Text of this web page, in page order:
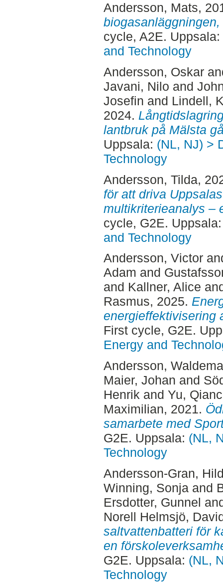
Andersson, Mats,
cycle, A2E. Uppsala:
and Technology
Andersson, Oskar
Javani, Nilo and
Josefin and Lindell,
2024.
lantbruk på Mälsta
Uppsala: (NL, NJ) >
Technology
Andersson, Tilda,
för att driva
multikriterieanalys –
cycle, G2E.
and Technology
Andersson, Victor
Adam and
and Kallner, Alice
Rasmus, 2025.
energieffektivisering
First cycle, G2E.
Energy and
Andersson,
Maier, Johan and
Henrik and Yu,
Maximilian, 2021.
samarbete med
G2E. Uppsala: (NL,
Technology
Andersson-Gran,
Winning, Sonjaand
Ersdotter, Gunnel
Norell Helmsjö,
saltvattenbatteri för
en
G2E. Uppsala: (NL,
Technology